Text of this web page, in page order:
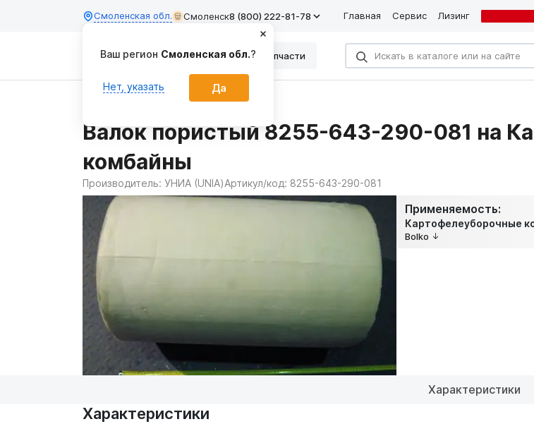
Смоленская обл. Смоленск8 (800) 222-81-78 Главная Сервис Лизинг
Каталог Запчасти
Валок пористый 8255-643-290-081 на
комбайны
Производитель: УНИА (UNIA)Артикул/код: 8255-643-290-081
Применяемость:
Картофелеуборочные
Bolko
Характеристики
Характеристики
Ваш регион Смоленская обл.?
Нет, указать Да